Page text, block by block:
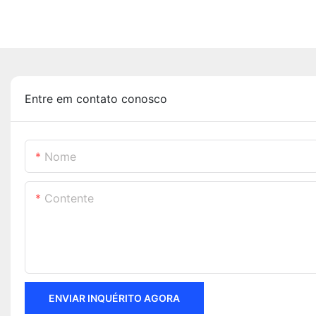
Entre em contato conosco
Nome
Contente
ENVIAR INQUÉRITO AGORA